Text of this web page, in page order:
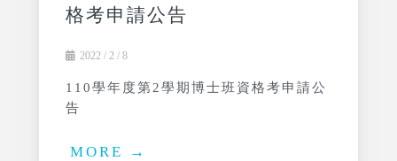
格考申請公告
2022 / 2 / 8
110學年度第2學期博士班資格考申請公
告
MORE →